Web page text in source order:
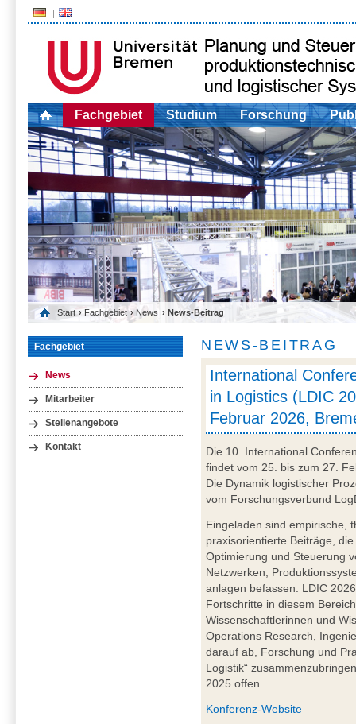
Fachgebiet Studium Forschung
Start › Fachgebiet › News › News-Beitrag
Fachgebiet
News
Mitarbeiter
Stellenangebote
Kontakt
NEWS-BEITRAG
International
in Logistics (LDIC
Februar 2026,
Die 10. International
findet vom 25. bis zum 27.
Die Dynamik logistischer
vom Forschungsverbund
Eingeladen sind empirische,
praxisorientierte Beiträge,
Optimierung und Steuerung
Netzwerken,
anlagen befassen. LDIC
Fortschritte in diesem
Wissenschaftlerinnen und
Operations Research,
darauf ab, Forschung und
Logistik“
2025 offen.
Konferenz-Website